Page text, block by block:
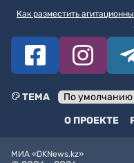
Как разместить
ТЕМА
О ПРОЕКТЕ
МИА «DKNews.kz»